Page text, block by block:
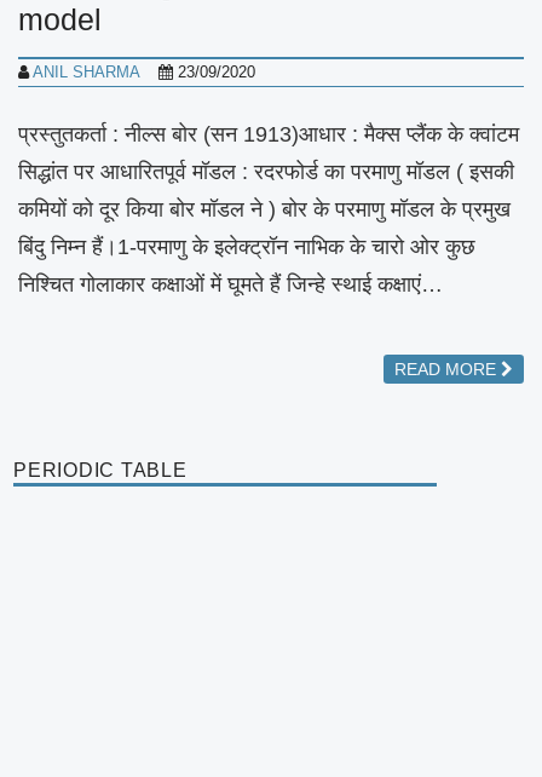
model
ANIL SHARMA 23/09/2020
प्रस्तुतकर्ता : नील्स बोर (सन 1913)आधार : मैक्स प्लैंक के क्वांटम
सिद्धांत पर आधारितपूर्व मॉडल : रदरफोर्ड का परमाणु मॉडल ( इसकी
कमियों को दूर किया बोर मॉडल ने ) बोर के परमाणु मॉडल के प्रमुख
बिंदु निम्न हैं।1-परमाणु के इलेक्ट्रॉन नाभिक के चारो ओर कुछ
निश्चित गोलाकार कक्षाओं में घूमते हैं जिन्हे स्थाई कक्षाएं…
READ MORE
PERIODIC TABLE